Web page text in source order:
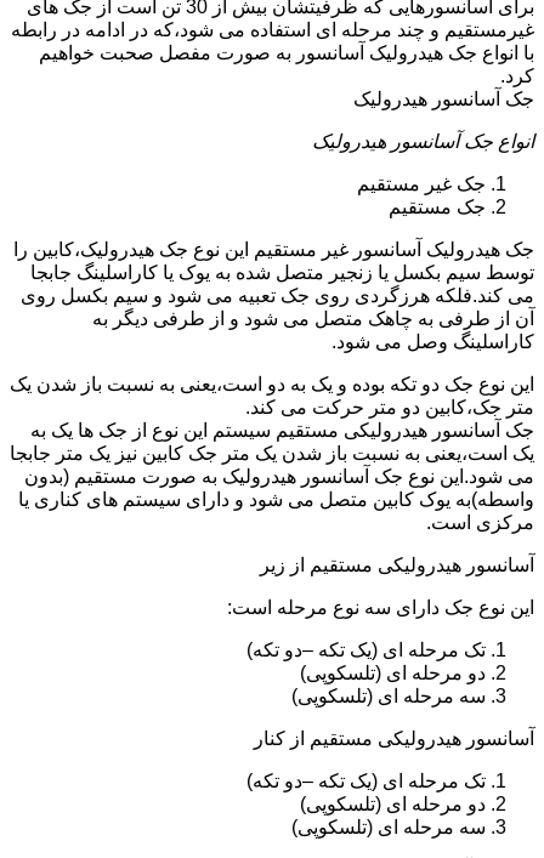
برای آسانسورهایی که ظرفیتشان بیش از 30 تن است از جک های
غیرمستقیم و چند مرحله ای استفاده می شود،که در ادامه در رابطه
با انواع جک هیدرولیک آسانسور به صورت مفصل صحبت خواهیم
کرد.
جک آسانسور هیدرولیک
انواع جک آسانسور هیدرولیک
جک غیر مستقیم
جک مستقیم
جک هیدرولیک آسانسور غیر مستقیم این نوع جک هیدرولیک،کابین را
توسط سیم بکسل یا زنجیر متصل شده به یوک یا کاراسلینگ جابجا
می کند.فلکه هرزگردی روی جک تعبیه می شود و سیم بکسل روی
آن از طرفی به چاهک متصل می شود و از طرفی دیگر به
کاراسلینگ وصل می شود.
این نوع جک دو تکه بوده و یک به دو است،یعنی به نسبت باز شدن یک
متر جک،کابین دو متر حرکت می کند.
جک آسانسور هیدرولیکی مستقیم سیستم این نوع از جک ها یک به
یک است،یعنی به نسبت باز شدن یک متر جک کابین نیز یک متر جابجا
می شود.این نوع جک آسانسور هیدرولیک به صورت مستقیم (بدون
واسطه)به یوک کابین متصل می شود و دارای سیستم های کناری یا
مرکزی است.
آسانسور هیدرولیکی مستقیم از زیر
این نوع جک دارای سه نوع مرحله است:
تک مرحله ای (یک تکه –دو تکه)
دو مرحله ای (تلسکوپی)
سه مرحله ای (تلسکوپی)
آسانسور هیدرولیکی مستقیم از کنار
تک مرحله ای (یک تکه –دو تکه)
دو مرحله ای (تلسکوپی)
سه مرحله ای (تلسکوپی)